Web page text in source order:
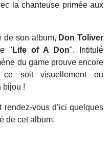
la chanteuse primée aux
de son album, Don Toliver
" Life of A Don". Intitulé
du game prouve encore
soit visuellement ou
bijou !
vous d’ici quelques
de cet album.